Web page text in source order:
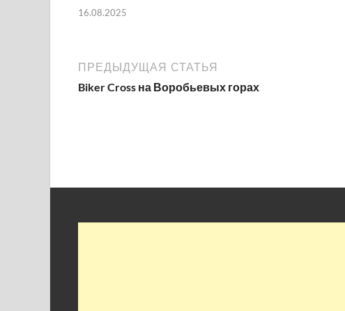
16.08.2025
ПРЕДЫДУЩАЯ СТАТЬЯ
Biker Cross на Воробьевых горах